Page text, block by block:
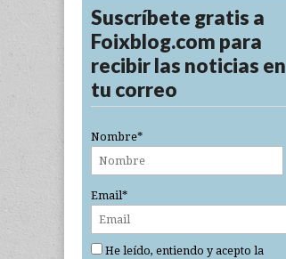
Suscríbete gratis a
Foixblog.com para
recibir las noticias en
tu correo
Nombre*
Email*
He leído, entiendo y acepto la